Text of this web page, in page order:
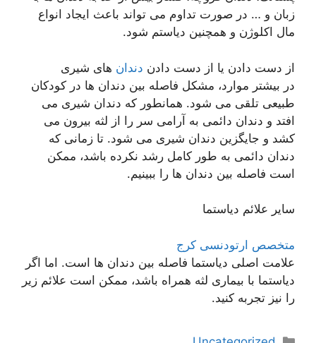
زبان و … در صورت تداوم می تواند باعث ایجاد انواع
مال اکلوژن و همچنین دیاستم شود.
از دست دادن یا از دست دادن دندان های شیری
در بیشتر موارد، مشکل فاصله بین دندان ها در کودکان
طبیعی تلقی می شود. همانطور که دندان شیری می
افتد و دندان دائمی به آرامی سر را از لثه بیرون می
کشد و جایگزین دندان شیری می شود. تا زمانی که
دندان دائمی به طور کامل رشد نکرده باشد، ممکن
است فاصله بین دندان ها را ببینیم.
سایر علائم دیاستما
متخصص ارتودنسی کرج
علامت اصلی دیاستما فاصله بین دندان ها است. اما اگر
دیاستما با بیماری لثه همراه باشد، ممکن است علائم زیر
را نیز تجربه کنید.
دسته‌ها